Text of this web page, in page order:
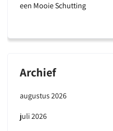
een Mooie Schutting
Archief
augustus 2026
juli 2026